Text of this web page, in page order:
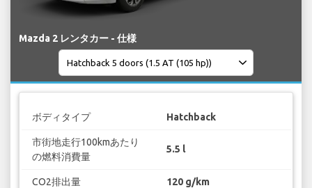
Mazda 2 レンタカー - 仕様
ボディタイプ Hatchback
市街地走行100kmあたり
の燃料消費量
5.5 l
CO2排出量 120 g/km